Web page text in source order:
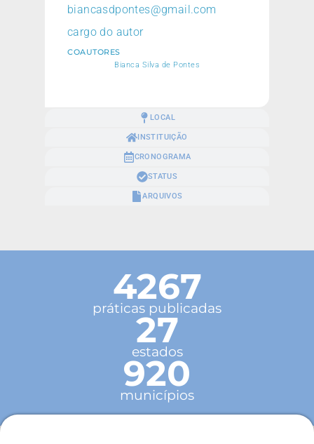
LOCAL
INSTITUIÇÃO
CRONOGRAMA
STATUS
ARQUIVOS
biancasdpontes@gmail.com
cargo do autor
COAUTORES
Bianca Silva de Pontes
4267
práticas publicadas
27
estados
920
municípios